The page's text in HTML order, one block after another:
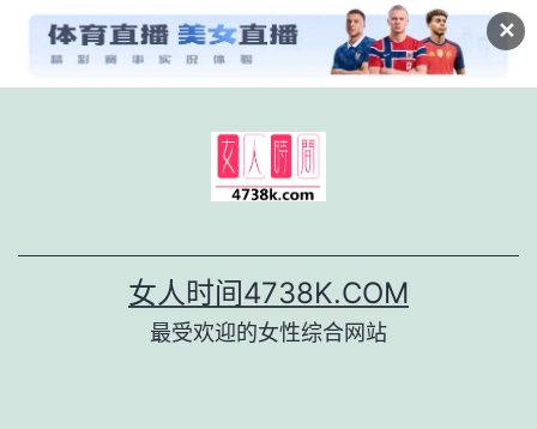
✕
女人时间4738K.COM
最受欢迎的女性综合网站